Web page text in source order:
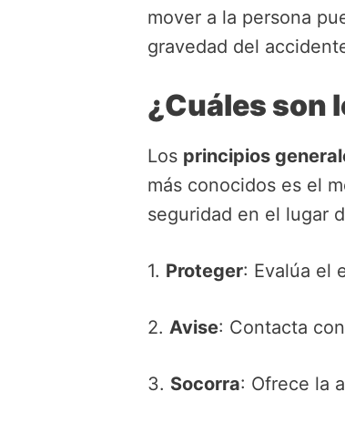
mover a la persona
gravedad del
¿Cuáles son
Los principios
más conocidos es el
seguridad en el lugar
1. Proteger: Evalúa el
2. Avise: Contacta
3. Socorra: Ofrece la